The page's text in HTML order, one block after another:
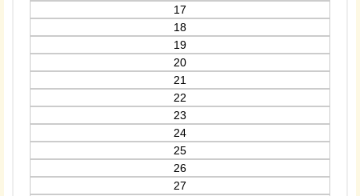
17
18
19
20
21
22
23
24
25
26
27